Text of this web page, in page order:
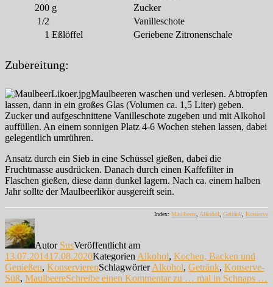
200 g
Zucker
1/2
Vanilleschote
1 Eßlöffel Geriebene Zitronenschale
Zubereitung:
Maulbeeren waschen und verlesen. Abtropfen
lassen, dann in ein großes Glas (Volumen ca. 1,5 Liter) geben.
Zucker und aufgeschnittene Vanilleschote zugeben und mit Alkohol
auffüllen. An einem sonnigen Platz 4-6 Wochen stehen lassen, dabei
gelegentlich umrühren.
Ansatz durch ein Sieb in eine Schüssel gießen, dabei die
Fruchtmasse ausdrücken. Danach durch einen Kaffefilter in
Flaschen gießen, diese dann dunkel lagern. Nach ca. einem halben
Jahr sollte der Maulbeerlikör ausgereift sein.
Index: Maulbeere Alkohol Getränk Konserve
Autor SusVeröffentlicht am
13.07.201417.08.2020Kategorien Alkohol, Kochen, Backen und
Genießen, KonservierenSchlagwörterAlkohol, Getränk, Konserve-
Süß, MaulbeereSchreibe einen Kommentarzu … mal in Schnaps …